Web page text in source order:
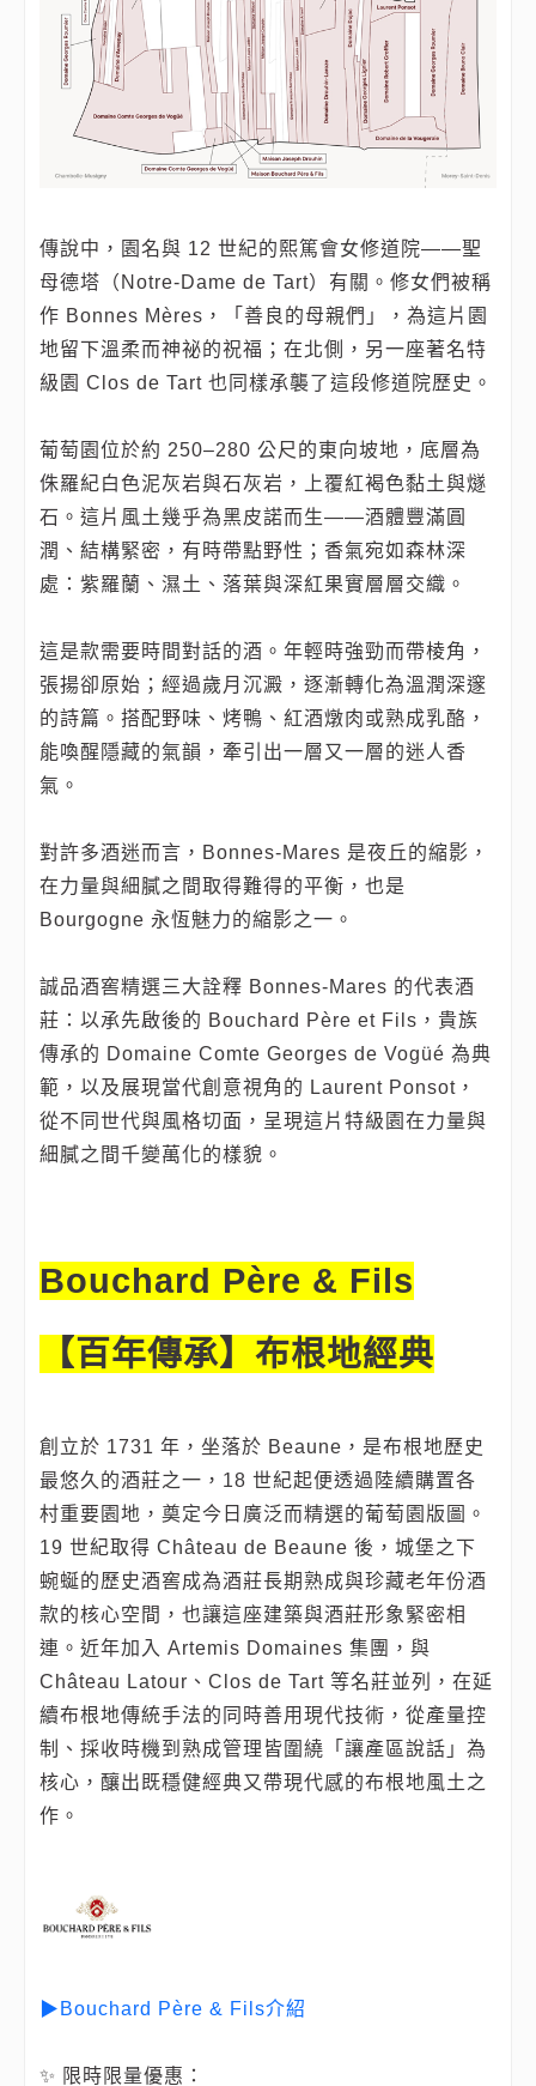
傳說中，園名與 12 世紀的熙篤會女修道院——聖
母德塔（Notre‑Dame de Tart）有關。修女們被稱
作 Bonnes Mères，「善良的母親們」，為這片園
地留下溫柔而神祕的祝福；在北側，另一座著名特
級園 Clos de Tart 也同樣承襲了這段修道院歷史。
葡萄園位於約 250–280 公尺的東向坡地，底層為
侏羅紀白色泥灰岩與石灰岩，上覆紅褐色黏土與燧
石。這片風土幾乎為黑皮諾而生——酒體豐滿圓
潤、結構緊密，有時帶點野性；香氣宛如森林深
處：紫羅蘭、濕土、落葉與深紅果實層層交織。
這是款需要時間對話的酒。年輕時強勁而帶棱角，
張揚卻原始；經過歲月沉澱，逐漸轉化為溫潤深邃
的詩篇。搭配野味、烤鴨、紅酒燉肉或熟成乳酪，
能喚醒隱藏的氣韻，牽引出一層又一層的迷人香
氣。
對許多酒迷而言，Bonnes‑Mares 是夜丘的縮影，
在力量與細膩之間取得難得的平衡，也是
Bourgogne 永恆魅力的縮影之一。
誠品酒窖精選三大詮釋 Bonnes‑Mares 的代表酒
莊：以承先啟後的 Bouchard Père et Fils，貴族
傳承的 Domaine Comte Georges de Vogüé 為典
範，以及展現當代創意視角的 Laurent Ponsot，
從不同世代與風格切面，呈現這片特級園在力量與
細膩之間千變萬化的樣貌。
Bouchard Père & Fils
【百年傳承】布根地經典
創立於 1731 年，坐落於 Beaune，是布根地歷史
最悠久的酒莊之一，18 世紀起便透過陸續購置各
村重要園地，奠定今日廣泛而精選的葡萄園版圖。
19 世紀取得 Château de Beaune 後，城堡之下
蜿蜒的歷史酒窖成為酒莊長期熟成與珍藏老年份酒
款的核心空間，也讓這座建築與酒莊形象緊密相
連。近年加入 Artemis Domaines 集團，與
Château Latour、Clos de Tart 等名莊並列，在延
續布根地傳統手法的同時善用現代技術，從產量控
制、採收時機到熟成管理皆圍繞「讓產區說話」為
核心，釀出既穩健經典又帶現代感的布根地風土之
作。
▶Bouchard Père & Fils介紹
✨ 限時限量優惠：